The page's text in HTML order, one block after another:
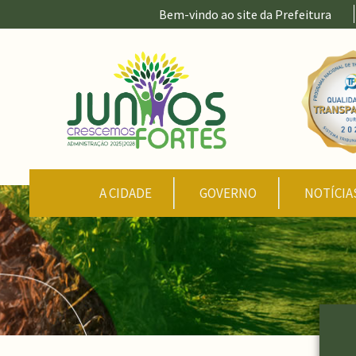
Bem-vindo ao site da Prefeitura
CONTEÚDO DO MENU
A CIDADE GOVERNO
Conteúdo Principal